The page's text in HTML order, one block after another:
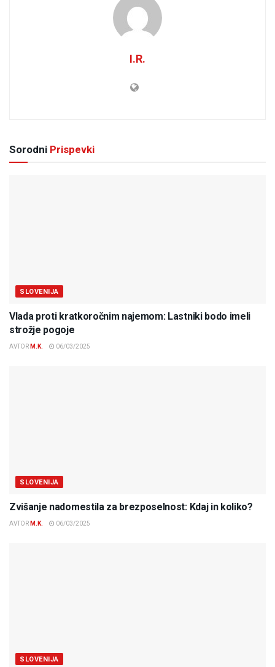
I.R.
Sorodni Prispevki
SLOVENIJA
Vlada proti kratkoročnim najemom: Lastniki bodo imeli
strožje pogoje
AVTOR M.K. 06/03/2025
SLOVENIJA
Zvišanje nadomestila za brezposelnost: Kdaj in koliko?
AVTOR M.K. 06/03/2025
SLOVENIJA